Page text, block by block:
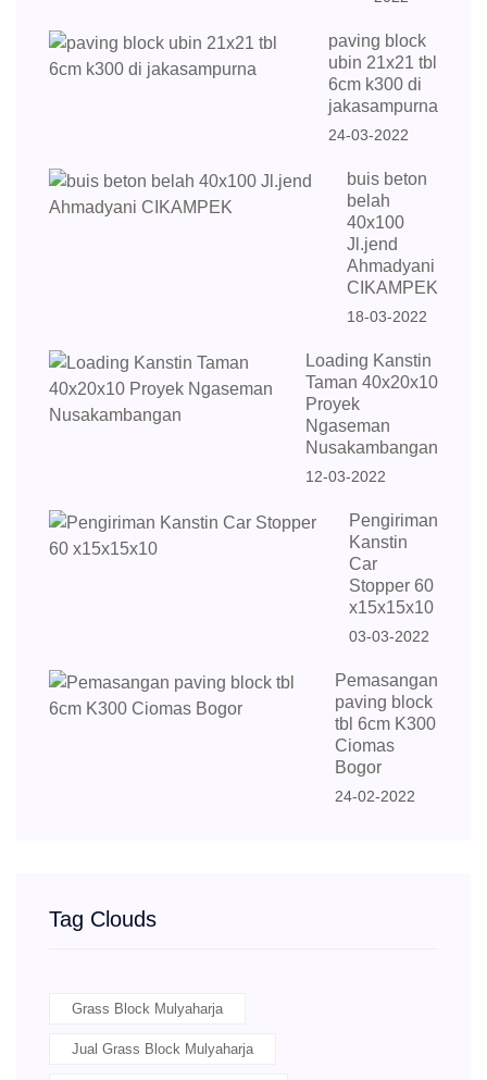
paving block
ubin 21x21 tbl
6cm k300 di
jakasampurna
24-03-2022
buis beton
belah
40x100
Jl.jend
Ahmadyani
CIKAMPEK
18-03-2022
Loading Kanstin
Taman 40x20x10
Proyek
Ngaseman
Nusakambangan
12-03-2022
Pengiriman
Kanstin
Car
Stopper 60
x15x15x10
03-03-2022
Pemasangan
paving block
tbl 6cm K300
Ciomas
Bogor
24-02-2022
Tag Clouds
Grass Block Mulyaharja
Jual Grass Block Mulyaharja